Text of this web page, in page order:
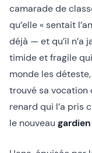
camarade de
qu’elle « sentait
déjà — et qu’il n’a
timide et fragile
monde les
trouvé sa vocation
renard qui l’a pris
le nouveau